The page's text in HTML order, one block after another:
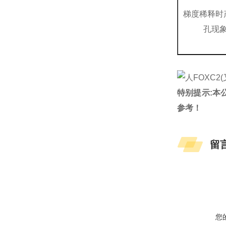
梯度稀释时
孔现
特别提示:本
参考！
留
您